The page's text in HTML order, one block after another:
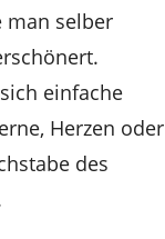
man selber
einfache
Herzen oder
des